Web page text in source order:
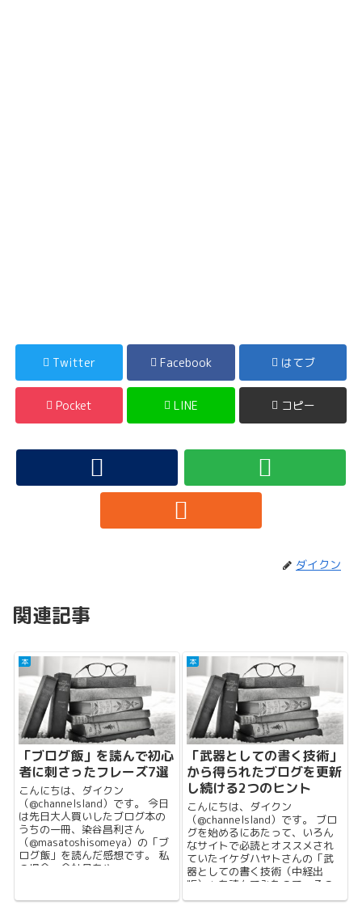
Twitter Facebook はてブ
Pocket LINE コピー
ダイクン
関連記事
本
「ブログ飯」を読んで初心
者に刺さったフレーズ7選
こんにちは、ダイクン
（@channelsland）です。 今日
は先日大人買いしたブログ本の
うちの一冊、染谷昌利さん
（@masatoshisomeya）の「ブ
ログ飯」を読んだ感想です。 私
の場合、会社員をや...
本
「武器としての書く技術」
から得られたブログを更新
し続ける2つのヒント
こんにちは、ダイクン
（@channelsland）です。 ブロ
グを始めるにあたって、いろん
なサイトで必読とオススメされ
ていたイケダハヤトさんの「武
器としての書く技術（中経出
版）」を読んでみたので、その
感想を。 ...